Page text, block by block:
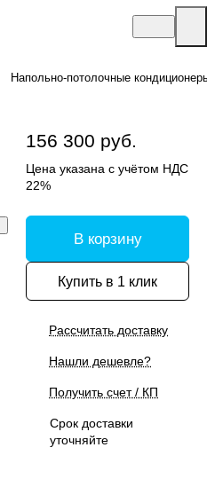
Напольно-потолочные
156 300 руб.
Цена указана с учётом НДС
22%
В корзину
Купить в 1 клик
Рассчитать доставку
Нашли дешевле?
Получить счет / КП
Срок доставки
уточняйте